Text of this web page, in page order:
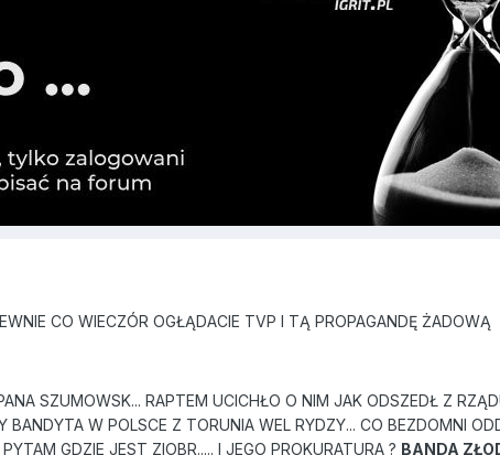
CO WIECZÓR OGŁĄDACIE TVP I TĄ PROPAGANDĘ ŻADOWĄ
SZUMOWSK... RAPTEM UCICHŁO O NIM JAK ODSZEDŁ Z
W POLSCE Z TORUNIA WEL RYDZY... CO BEZDOMNI
GDZIE JEST ZIOBR..... I JEGO PROKURATURA ? BANDA